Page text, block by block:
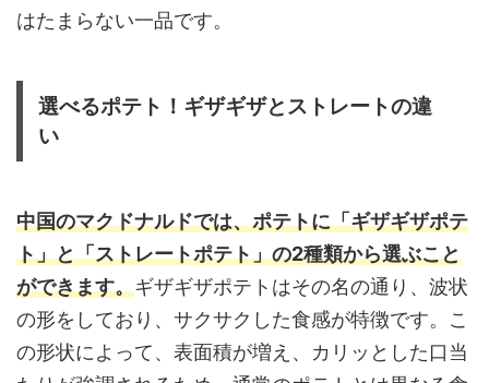
はたまらない一品です。
選べるポテト！ギザギザとストレートの違
い
中国のマクドナルドでは、ポテトに「ギザギザポテ
ト」と「ストレートポテト」の2種類から選ぶこと
ができます。ギザギザポテトはその名の通り、波状
の形をしており、サクサクした食感が特徴です。こ
の形状によって、表面積が増え、カリッとした口当